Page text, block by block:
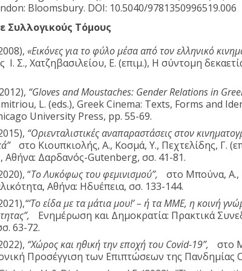
Bloomsbury. DOI: 10.5040/9781350996519.006
Συλλογικούς Τόμους
«Εικόνες για το φύλο μέσα από τον ελληνικό
Ι. Σ., Χατζηβασιλείου, Ε. (επιμ.), Η σύντομη
“Gloves and Moustaches: Gender Relations in
L. (eds.), Greek Cinema: Texts, Forms and
University Press, pp. 55-69.
“Οριενταλιστικές αναπαραστάσεις στον
στο Κιουπκιολής, Α., Κοσμά, Υ., Πεχτελίδης, Γ.
Αθήνα: Δαρδανός-Gutenberg, σσ. 41-81.
“Το Λυκόφως του φεμινισμού”,
στο Μπούνα, Α.,
Αθήνα: Ηδυέπεια, σσ. 133-144.
“‘Το είδα με τα μάτια μου!’ – ή τα ΜΜΕ, η κοινή
Ενημέρωση και Δημοκρατία: Πρακτικά
63-72.
“Χώρος και ηθική την εποχή του Covid-19”,
στο
Προσέγγιση των Επιπτώσεων της Πανδημίας